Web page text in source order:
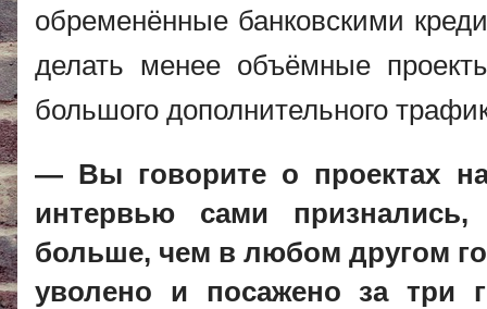
обременённые банковскими
делать менее объёмные
большого дополнительного
— Вы говорите о проектах
интервью сами
больше, чем в любом другом
уволено и посажено за три